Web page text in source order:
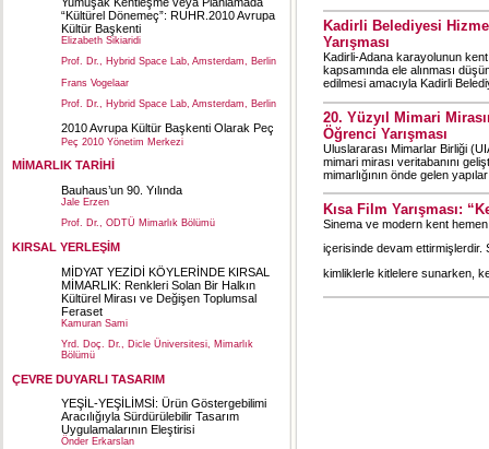
“Kültürel Dönemeç”: RUHR.2010 Avrupa
Kültür Başkenti
Elizabeth Sikiaridi
Prof. Dr., Hybrid Space Lab, Amsterdam, Berlin
Frans Vogelaar
Prof. Dr., Hybrid Space Lab, Amsterdam, Berlin
2010 Avrupa Kültür Başkenti Olarak Peç
Peç 2010 Yönetim Merkezi
MİMARLIK TARİHİ
Bauhaus’un 90. Yılında
Jale Erzen
Prof. Dr., ODTÜ Mimarlık Bölümü
KIRSAL YERLEŞİM
MİDYAT YEZİDİ KÖYLERİNDE KIRSAL
MİMARLIK: Renkleri Solan Bir Halkın
Kültürel Mirası ve Değişen Toplumsal
Feraset
Kamuran Sami
Yrd. Doç. Dr., Dicle Üniversitesi, Mimarlık
Bölümü
ÇEVRE DUYARLI TASARIM
YEŞİL-YEŞİLİMSİ: Ürün Göstergebilimi
Aracılığıyla Sürdürülebilir Tasarım
Uygulamalarının Eleştirisi
Önder Erkarslan
Kadirli Belediyesi
Yarışması
Kadirli-Adana karayolunun
kapsamında ele alınması
edilmesi amacıyla Kadirli
20. Yüzyıl Mimari
Öğrenci Yarışması
Uluslararası Mimarlar Birliği
mimari mirası veritabanını
mimarlığının önde gelen
Kısa Film Yarışması:
Sinema ve modern kent
içerisinde devam ettirmişlerdir.
kimliklerle kitlelere sunarken,